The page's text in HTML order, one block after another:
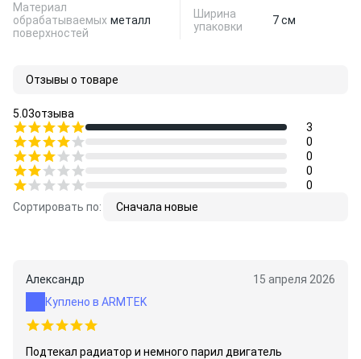
Материал
обрабатываемых
поверхностей
металл
Ширина
упаковки
7 см
Отзывы о товаре
5.03отзыва
3
0
0
0
0
Сортировать по:
Сначала новые
Александр
15 апреля 2026
Куплено в ARMTEK
Подтекал радиатор и немного парил двигатель